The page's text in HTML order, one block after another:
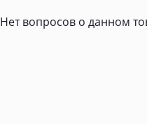
Нет вопросов о данном